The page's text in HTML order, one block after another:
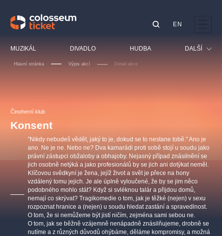
MUZIKÁL DIVADLO HUDBA DALŠÍ
Sport
Ostatní
EN
Hlavní stránka Výpis akcí Detail akce
Činoherní klub
Konsent
"Nikdy nebudeš vědět, jaký to je, dokud se to nestane tobě." Ano je
ano. Ne je ne. Nebo ne? Dva kamarádi proti sobě stojí u soudu jako
právní zástupci obžaloby a obhajoby. Nejasný případ znásilnění se
jich osobně netýká a jako profesionálů by se jich ani dotýkat neměl.
Klíčovou svědkyní je žena, jejíž život a svět je přece na hony
vzdálený tomu jejich. Je ale úplně vyloučené, že by se jim něco
podobného mohlo stát? Když si svléknou talár a přijdou domů,
nemají co skrývat? Tragikomedie o tom, jak je těžké (nejen) v sexu
rozpoznat hranice a (nejen) u soudu hledat zastání a spravedlnost.
O tom, že si nemůžeme být jistí ničím, zejména sami sebou ne.
O tom, jak se běžně vzájemně nenápadně znásilňujeme, drobně se
nutíme a z různých důvodů ohýbáme, děláme kompromisy, a možná
OBYČEJNÁ HOLKA
Agentura 44, s.r.o.
Ostatní hledají
muzikálypraha
Nejnavštěvovanější
muzikálypraha divadlopraha sleva klasickáhudba